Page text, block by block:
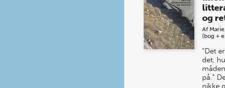
og
Af
(bog +
"Det
det,
på."
nikke